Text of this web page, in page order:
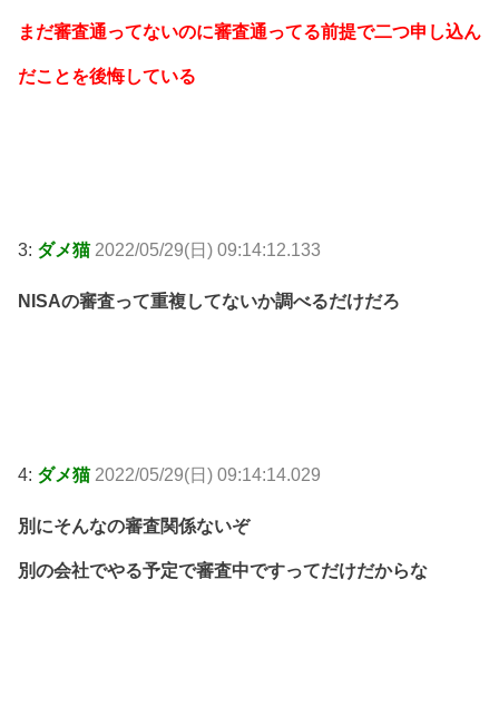
まだ審査通ってないのに審査通ってる前提で二つ申し込ん
だことを後悔している
3: ダメ猫 2022/05/29(日) 09:14:12.133
NISAの審査って重複してないか調べるだけだろ
4: ダメ猫 2022/05/29(日) 09:14:14.029
別にそんなの審査関係ないぞ
別の会社でやる予定で審査中ですってだけだからな